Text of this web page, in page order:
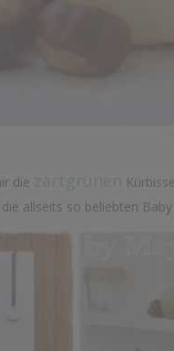
die
allseits so beliebten